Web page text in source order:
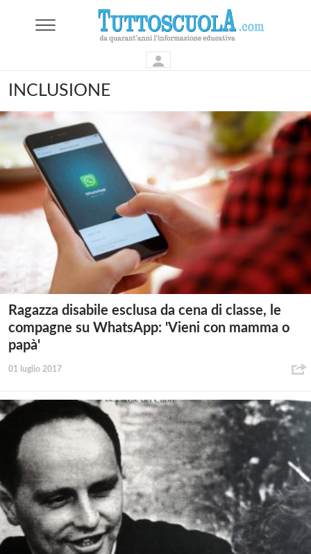
INCLUSIONE
Ragazza disabile esclusa da cena di classe, le
compagne su WhatsApp: 'Vieni con mamma o
papà'
01 luglio 2017